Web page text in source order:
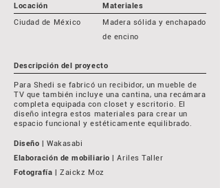
Locación
Materiales
Ciudad de México
Madera sólida y enchapado
de encino
Descripción del proyecto
Para Shedi se fabricó un recibidor, un mueble de
TV que también incluye una cantina, una recámara
completa equipada con closet y escritorio. El
diseño integra estos materiales para crear un
espacio funcional y estéticamente equilibrado.
Diseño | Wakasabi
Elaboración de mobiliario | Ariles Taller
Fotografía | Zaickz Moz